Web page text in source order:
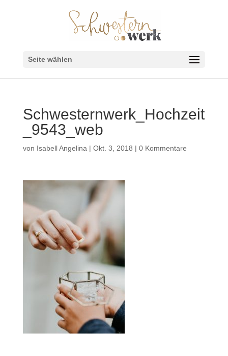
Seite wählen
Schwesternwerk_Hochzeit
_9543_web
von Isabell Angelina | Okt. 3, 2018 | 0 Kommentare